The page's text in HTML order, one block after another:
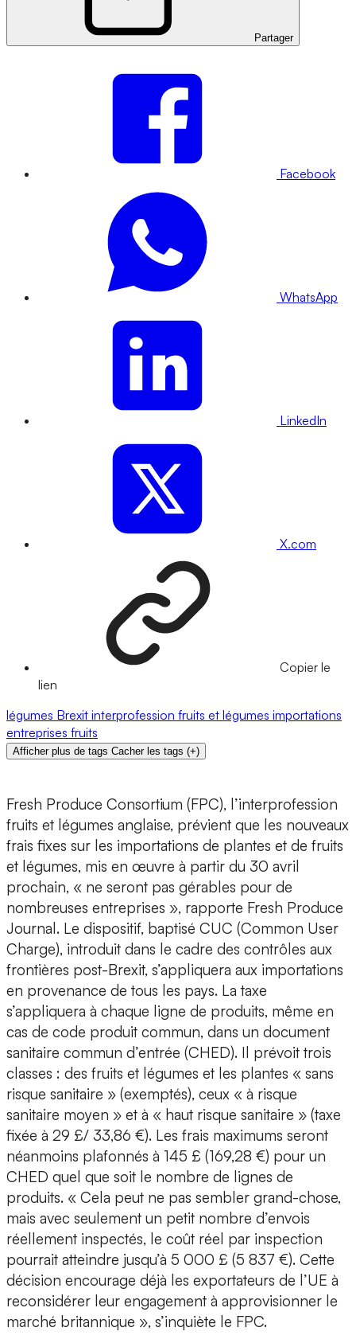
Partager
Facebook
WhatsApp
LinkedIn
X.com
Copier le
lien
légumes Brexit interprofession fruits et légumes importations
entreprises fruits
Afficher plus de tags Cacher les tags (+)
Fresh Produce Consortium (FPC), l’interprofession
fruits et légumes anglaise, prévient que les nouveaux
frais fixes sur les importations de plantes et de fruits
et légumes, mis en œuvre à partir du 30 avril
prochain, « ne seront pas gérables pour de
nombreuses entreprises », rapporte Fresh Produce
Journal. Le dispositif, baptisé CUC (Common User
Charge), introduit dans le cadre des contrôles aux
frontières post-Brexit, s’appliquera aux importations
en provenance de tous les pays. La taxe
s’appliquera à chaque ligne de produits, même en
cas de code produit commun, dans un document
sanitaire commun d’entrée (CHED). Il prévoit trois
classes : des fruits et légumes et les plantes « sans
risque sanitaire » (exemptés), ceux « à risque
sanitaire moyen » et à « haut risque sanitaire » (taxe
fixée à 29 £/ 33,86 €). Les frais maximums seront
néanmoins plafonnés à 145 £ (169,28 €) pour un
CHED quel que soit le nombre de lignes de
produits. « Cela peut ne pas sembler grand-chose,
mais avec seulement un petit nombre d’envois
réellement inspectés, le coût réel par inspection
pourrait atteindre jusqu’à 5 000 £ (5 837 €). Cette
décision encourage déjà les exportateurs de l’UE à
reconsidérer leur engagement à approvisionner le
marché britannique », s’inquiète le FPC.